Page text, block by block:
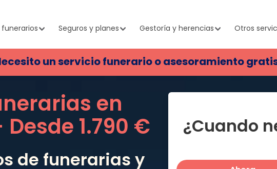
Seguros y planes Gestoría y herencias Otros
un servicio funerario o asesoramiento
en
Desde 1.790 €
de funerarias y
¿Cuando